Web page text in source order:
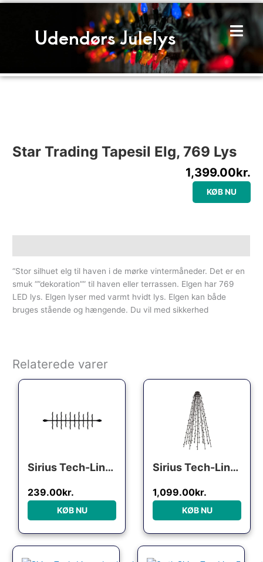
Gå
Udendørs Julelys
Star Trading Tapesil Elg, 769 Lys
1,399.00kr.
KØB NU
“Stor silhuet elg til haven i de mørke vintermåneder. Det er en
smuk “”dekoration”” til haven eller terrassen. Elgen har 769
LED lys. Elgen lyser med varmt hvidt lys. Elgen kan både
bruges stående og hængende. Du vil med sikkerhed
Relaterede varer
Sirius Tech-Line Cluster udendørs lyskæde, 120 varm hvide lys, 2 meter, forlænger
239.00kr.
KØB NU
Sirius Tech-Line lyskæde til flagstang, 480 varm hvide lys, 6 meter
1,099.00kr.
KØB NU